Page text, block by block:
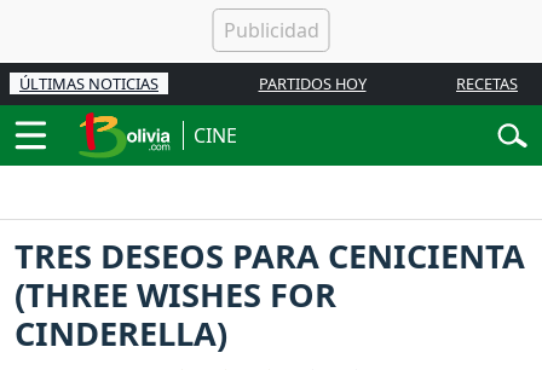
ÚLTIMAS NOTICIAS PARTIDOS HOY RECETAS
CINE
TRES DESEOS PARA CENICIENTA
(THREE WISHES FOR
CINDERELLA)